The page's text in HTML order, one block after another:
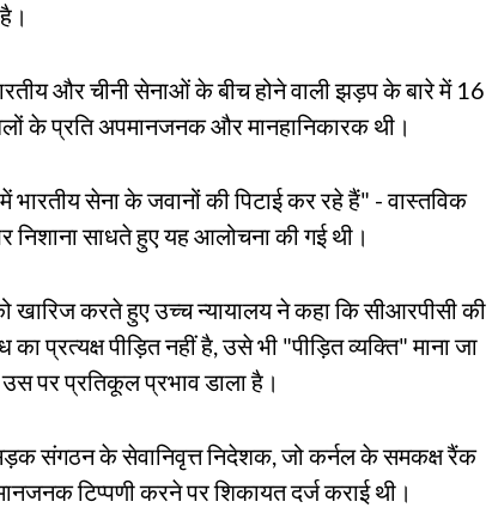
और चीनी सेनाओं के बीच होने वाली झड़प के बारे में 16
के प्रति अपमानजनक और मानहानिकारक थी।
सेना के जवानों की पिटाई कर रहे हैं" - वास्तविक
निशाना साधते हुए यह आलोचना की गई थी।
करते हुए उच्च न्यायालय ने कहा कि सीआरपीसी की
प्रत्यक्ष पीड़ित नहीं है, उसे भी "पीड़ित व्यक्ति" माना जा
पर प्रतिकूल प्रभाव डाला है।
सड़क संगठन के सेवानिवृत्त निदेशक, जो कर्नल के समकक्ष रैंक
टिप्पणी करने पर शिकायत दर्ज कराई थी।